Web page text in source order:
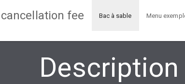
fee Bac à sable Menu